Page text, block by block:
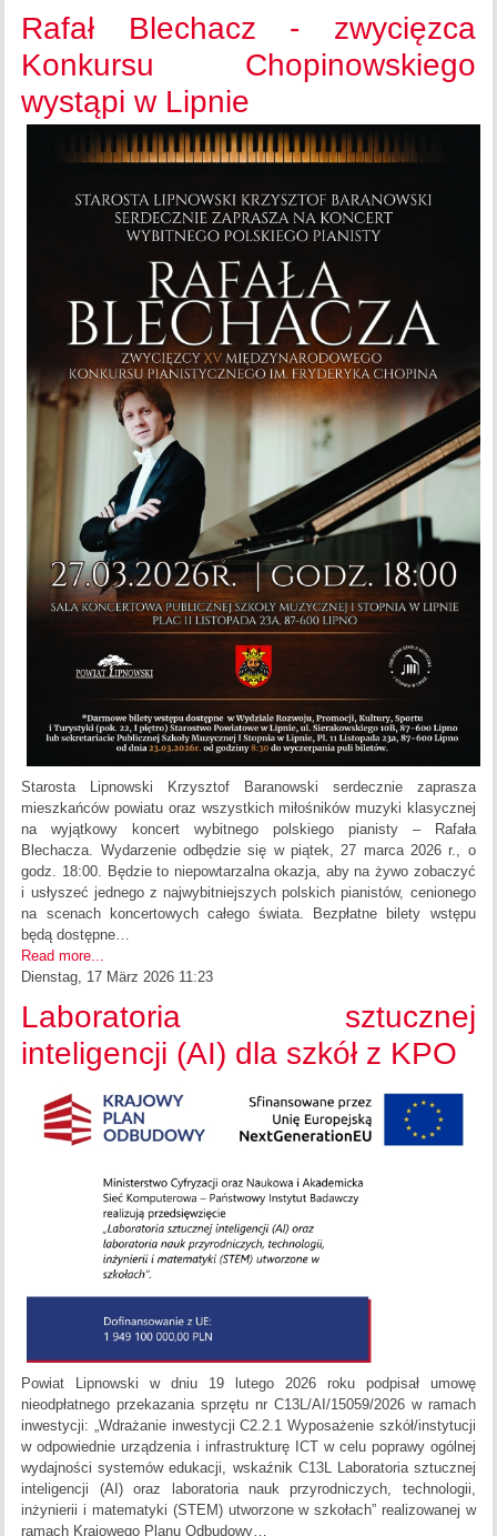
Rafał Blechacz - zwycięzca
Konkursu Chopinowskiego
wystąpi w Lipnie
Starosta Lipnowski Krzysztof Baranowski serdecznie zaprasza
mieszkańców powiatu oraz wszystkich miłośników muzyki klasycznej
na wyjątkowy koncert wybitnego polskiego pianisty – Rafała
Blechacza. Wydarzenie odbędzie się w piątek, 27 marca 2026 r., o
godz. 18:00. Będzie to niepowtarzalna okazja, aby na żywo zobaczyć
i usłyszeć jednego z najwybitniejszych polskich pianistów, cenionego
na scenach koncertowych całego świata. Bezpłatne bilety wstępu
będą dostępne…
Read more...
Dienstag, 17 März 2026 11:23
Laboratoria sztucznej
inteligencji (AI) dla szkół z KPO
Powiat Lipnowski w dniu 19 lutego 2026 roku podpisał umowę
nieodpłatnego przekazania sprzętu nr C13L/AI/15059/2026 w ramach
inwestycji: „Wdrażanie inwestycji C2.2.1 Wyposażenie szkół/instytucji
w odpowiednie urządzenia i infrastrukturę ICT w celu poprawy ogólnej
wydajności systemów edukacji, wskaźnik C13L Laboratoria sztucznej
inteligencji (AI) oraz laboratoria nauk przyrodniczych, technologii,
inżynierii i matematyki (STEM) utworzone w szkołach” realizowanej w
ramach Krajowego Planu Odbudowy…